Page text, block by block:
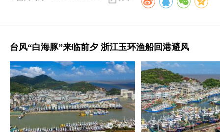
台风“白海豚”来临前夕 浙江玉环渔船回港避风